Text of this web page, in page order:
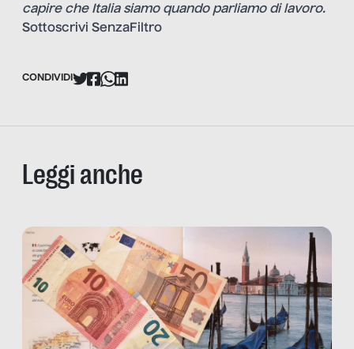
capire che Italia siamo quando parliamo di lavoro.
Sottoscrivi SenzaFiltro
CONDIVIDI
Leggi anche